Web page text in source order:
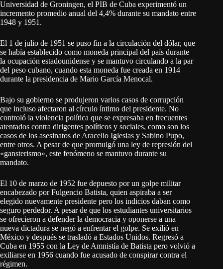
Universidad de Groningen, el PIB de Cuba experimentó un
incremento promedio anual del 4,4% durante su mandato entre
1948 y 1951.
El 1 de julio de 1951 se puso fin a la circulación del dólar, que
se había establecido como moneda principal del país durante
la ocupación estadounidense y se mantuvo circulando a la par
del peso cubano, cuando esta moneda fue creada en 1914
durante la presidencia de Mario García Menocal.
Bajo su gobierno se produjeron varios casos de corrupción
que incluso afectaron al círculo íntimo del presidente. No
controló la violencia política que se expresaba en frecuentes
atentados contra dirigentes políticos y sociales, como son los
casos de los asesinatos de Aracelio Iglesias y Sabino Pupo,
entre otros. A pesar de que promulgó una ley de represión del
«gansterismo», este fenómeno se mantuvo durante su
mandato.
El 10 de marzo de 1952 fue depuesto por un golpe militar
encabezado por Fulgencio Batista, quien aspiraba a ser
elegido nuevamente presidente pero los indicios daban como
seguro perdedor. A pesar de que los estudiantes universitarios
se ofrecieron a defender la democracia y oponerse a una
nueva dictadura se negó a enfrentar el golpe. Se exilió en
México y después se trasladó a Estados Unidos. Regresó a
Cuba en 1955 con la Ley de Amnistía de Batista pero volvió a
exiliarse en 1956 cuando fue acusado de conspirar contra el
régimen.